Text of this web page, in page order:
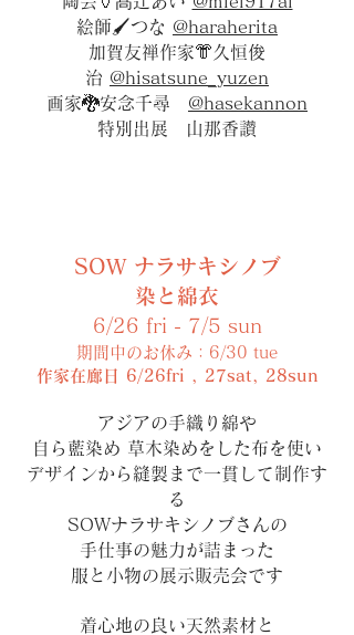
絵師🖌️つな @haraherita
加賀友禅作家👘久恒俊
治 @hisatsune_yuzen
画家🐉安念千尋 @hasekannon
特別出展 山那香讃
SOW ナラサキシノブ
染と綿衣
6/26 fri - 7/5 sun
期間中のお休み：6/30 tue
作家在廊日 6/26fri , 27sat, 28sun
アジアの手織り綿や
自ら藍染め 草木染めをした布を使い
デザインから縫製まで一貫して制作す
る
SOWナラサキシノブさんの
手仕事の魅力が詰まった
服と小物の展示販売会です
着心地の良い天然素材と